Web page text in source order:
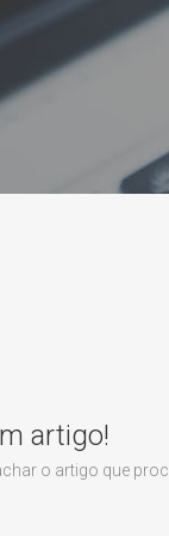
artigo!
o artigo que